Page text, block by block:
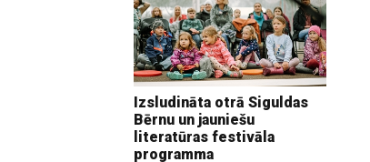
Izsludināta otrā Siguldas
Bērnu un jauniešu
literatūras festivāla
programma